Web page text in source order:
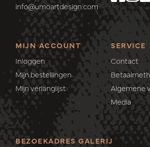
info@umoartdesign.com
MIJN ACCOUNT
Inloggen
Mijn bestellingen
Mijn verlanglijst
SERVICE
Contact
Algemene
Media
BEZOEKADRES GALERIJ